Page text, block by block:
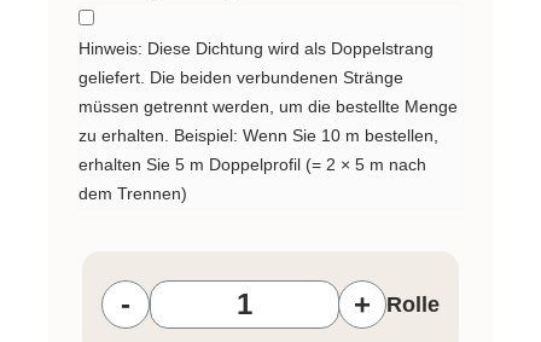
Hinweis: Diese Dichtung wird als Doppelstrang
geliefert. Die beiden verbundenen Stränge
müssen getrennt werden, um die bestellte Menge
zu erhalten. Beispiel: Wenn Sie 10 m bestellen,
erhalten Sie 5 m Doppelprofil (= 2 × 5 m nach
dem Trennen)
- + Rolle